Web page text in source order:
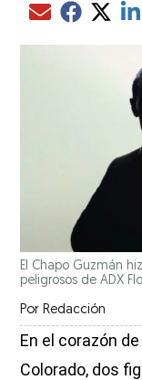
Compartir el
Compartir el
El Chapo Guzmán
peligrosos de ADX
Por Redacción
En el corazón de
Colorado, dos